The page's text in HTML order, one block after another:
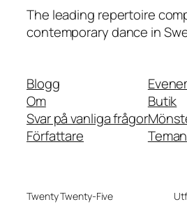
The leading repertoire
contemporary dance in
Blogg
Om
Svar på vanliga frågor
Författare
Butik
Teman
Twenty Twenty-Five